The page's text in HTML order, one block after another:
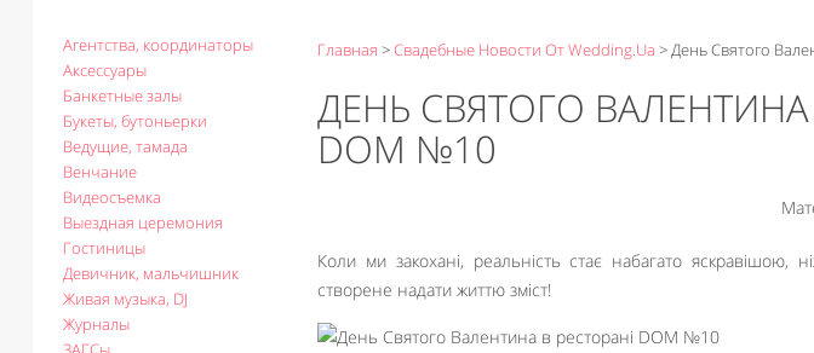
Агентства, координаторы
Аксессуары
Банкетные залы
Букеты, бутоньерки
Ведущие, тамада
Венчание
Видеосъемка
Выездная церемония
Гостиницы
Девичник, мальчишник
Живая музыка, DJ
Журналы
Главная >Свадебные Новости От Wedding.ua >День Святого
ДЕНЬ СВЯТОГО ВАЛЕНТИНА
DOM №10
Коли ми закохані, реальність стає набагато яскравішою,
створене надати життю зміст!